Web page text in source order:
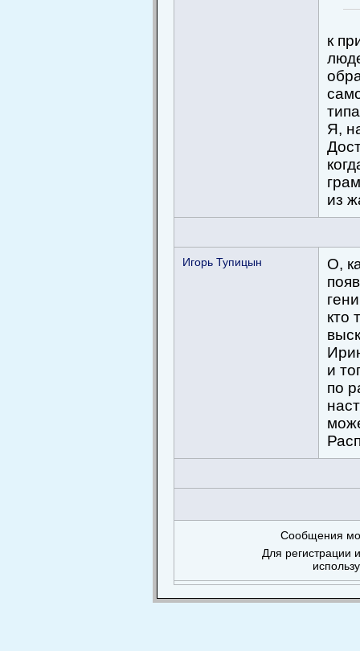
к
Я,
из
Игорь Тупицын
О,
кто
и
по
Сообщения
Для регистрации